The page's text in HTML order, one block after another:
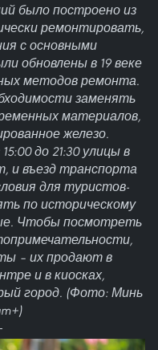
было построено из
ремонтировать,
с основными
обновлены в 19 веке
методов ремонта.
заменять
материалов,
железо.
до 21:30 улицы в
и въезд транспорта
для туристов-
по историческому
Чтобы посмотреть
– их продают в
и в киосках,
город. (Фото: Минь